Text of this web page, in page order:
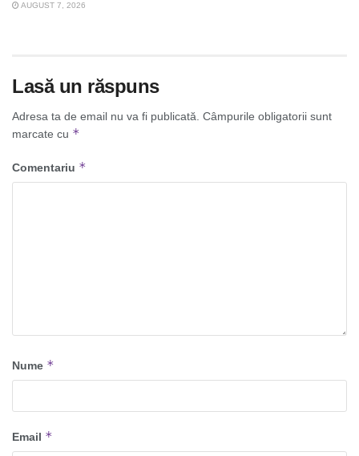
AUGUST 7, 2026
Lasă un răspuns
Adresa ta de email nu va fi publicată. Câmpurile obligatorii sunt
marcate cu *
Comentariu *
Nume *
Email *